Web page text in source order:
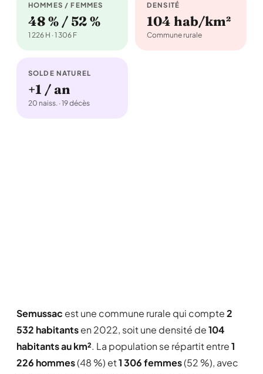
HOMMES / FEMMES
48 % / 52 %
1 226 H · 1 306 F
DENSITÉ
104 hab/km²
Commune rurale
SOLDE NATUREL
+1 / an
20 naiss. · 19 décès
Semussac est une commune rurale qui compte2
532 habitantsen 2022, soit une densité de104
habitants au km². La population se répartit entre1
226 hommes(48 %) et1 306 femmes(52 %), avec